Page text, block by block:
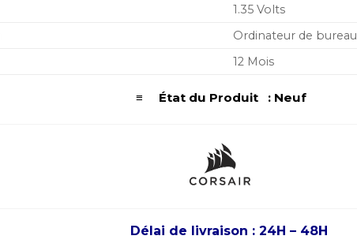
1.35 Volts
Ordinateur de bureau
12 Mois
≡ État du Produit : Neuf
Délai de livraison : 24H – 48H